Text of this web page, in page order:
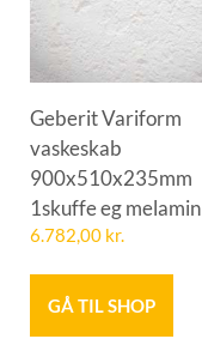
Geberit Variform
vaskeskab
900x510x235mm
1skuffe eg melamin
6.782,00 kr.
GÅ TIL SHOP